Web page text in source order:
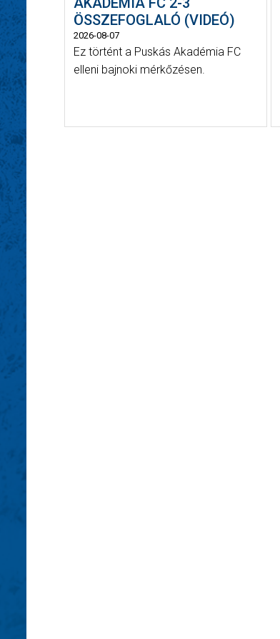
ÖSSZEFOGLALÓ (VIDEÓ)
2026-08-07
Ez történt a Puskás Akadémia FC
elleni bajnoki mérkőzésen.